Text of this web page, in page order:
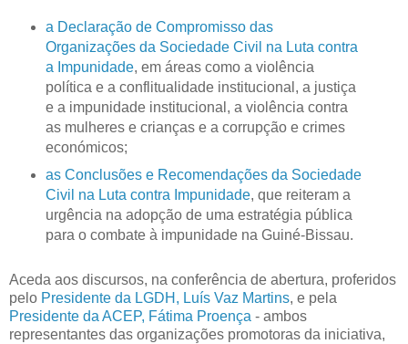
a Declaração de Compromisso das
Organizações da Sociedade Civil na Luta contra
a Impunidade, em áreas como a violência
política e a conflitualidade institucional, a justiça
e a impunidade institucional, a violência contra
as mulheres e crianças e a corrupção e crimes
económicos;
as Conclusões e Recomendações da Sociedade
Civil na Luta contra Impunidade, que reiteram a
urgência na adopção de uma estratégia pública
para o combate à impunidade na Guiné-Bissau.
Aceda aos discursos, na conferência de abertura, proferidos
pelo Presidente da LGDH, Luís Vaz Martins, e pela
Presidente da ACEP, Fátima Proença - ambos
representantes das organizações promotoras da iniciativa,